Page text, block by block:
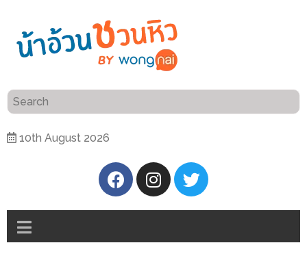
10th August 2026
แนะนำ
ศิริ